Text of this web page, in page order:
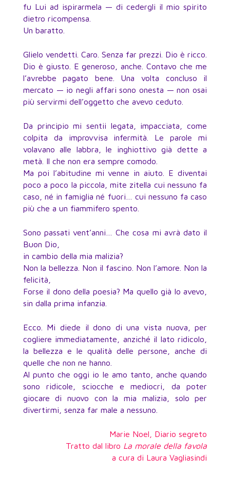
fu Lui ad ispirarmela — di cedergli il mio spirito
dietro ricompensa.
Un baratto.
Glielo vendetti. Caro. Senza far prezzi. Dio è ricco.
Dio è giusto. E generoso, anche. Contavo che me
l’avrebbe pagato bene. Una volta concluso il
mercato — io negli affari sono onesta — non osai
più servirmi dell’oggetto che avevo ceduto.
Da principio mi sentii legata, impacciata, come
colpita da improvvisa infermità. Le parole mi
volavano alle labbra, le inghiottivo già dette a
metà. Il che non era sempre comodo.
Ma poi l’abitudine mi venne in aiuto. E diventai
poco a poco la piccola, mite zitella cui nessuno fa
caso, né in famiglia né fuori… cui nessuno fa caso
più che a un fiammifero spento.
Sono passati vent’anni… Che cosa mi avrà dato il
Buon Dio,
in cambio della mia malizia?
Non la bellezza. Non il fascino. Non l’amore. Non la
felicità,
Forse il dono della poesia? Ma quello già lo avevo,
sin dalla prima infanzia.
Ecco. Mi diede il dono di una vista nuova, per
cogliere immediatamente, anziché il lato ridicolo,
la bellezza e le qualità delle persone, anche di
quelle che non ne hanno.
Al punto che oggi io le amo tanto, anche quando
sono ridicole, sciocche e mediocri, da poter
giocare di nuovo con la mia malizia, solo per
divertirmi, senza far male a nessuno.
Marie Noel, Diario segreto
Tratto dal libro La morale della favola
a cura di Laura Vagliasindi